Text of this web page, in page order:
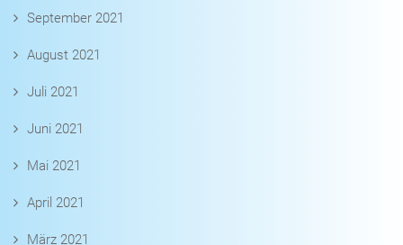
September 2021
August 2021
Juli 2021
Juni 2021
Mai 2021
April 2021
März 2021